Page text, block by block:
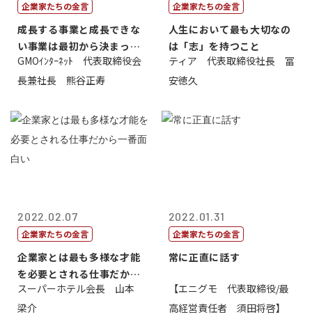
企業家たちの金言
成長する事業と成長できな
い事業は最初から決まって
いる
GMOｲﾝﾀｰﾈｯﾄ 代表取締役会
長兼社長 熊谷正寿
企業家たちの金言
人生において最も大切なの
は「志」を持つこと
ティア 代表取締役社長 冨
安徳久
2022.02.07
企業家たちの金言
企業家とは最も多様な才能
を必要とされる仕事だから
一番面白い
スーパーホテル会長 山本
梁介
2022.01.31
企業家たちの金言
常に正直に話す
【エニグモ 代表取締役/最
高経営責任者 須田将啓】